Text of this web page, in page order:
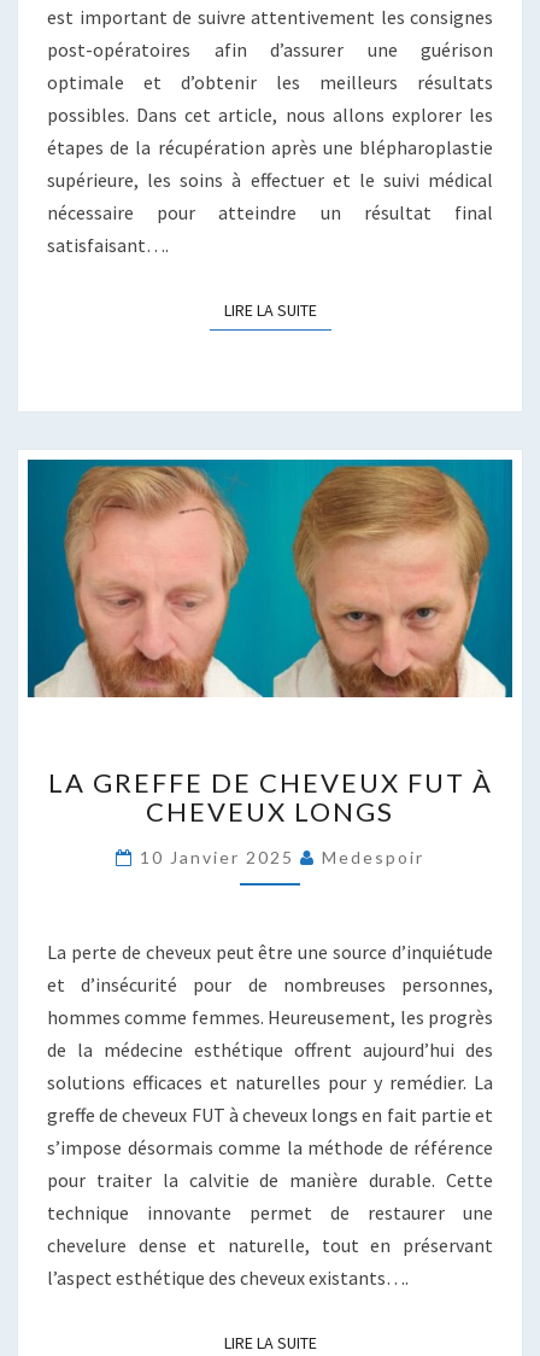
est important de suivre attentivement les consignes
post-opératoires afin d’assurer une guérison
optimale et d’obtenir les meilleurs résultats
possibles. Dans cet article, nous allons explorer les
étapes de la récupération après une blépharoplastie
supérieure, les soins à effectuer et le suivi médical
nécessaire pour atteindre un résultat final
satisfaisant….
LIRE LA SUITELIRE LA SUITE
GREFFE
DE
FUT
À
LONGS
LA GREFFE DE CHEVEUX FUT À
CHEVEUX LONGS
10 Janvier 2025 Medespoir
La perte de cheveux peut être une source d’inquiétude
et d’insécurité pour de nombreuses personnes,
hommes comme femmes. Heureusement, les progrès
de la médecine esthétique offrent aujourd’hui des
solutions efficaces et naturelles pour y remédier. La
greffe de cheveux FUT à cheveux longs en fait partie et
s’impose désormais comme la méthode de référence
pour traiter la calvitie de manière durable. Cette
technique innovante permet de restaurer une
chevelure dense et naturelle, tout en préservant
l’aspect esthétique des cheveux existants….
LIRE LA SUITELIRE LA SUITE